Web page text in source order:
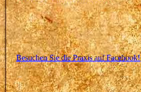
Besuchen Sie die Praxis auf Facebook!